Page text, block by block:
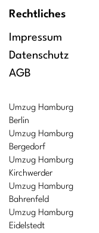
Rechtliches
Impressum
Datenschutz
AGB
Umzug Hamburg
Berlin
Umzug Hamburg
Bergedorf
Umzug Hamburg
Kirchwerder
Umzug Hamburg
Bahrenfeld
Umzug Hamburg
Eidelstedt